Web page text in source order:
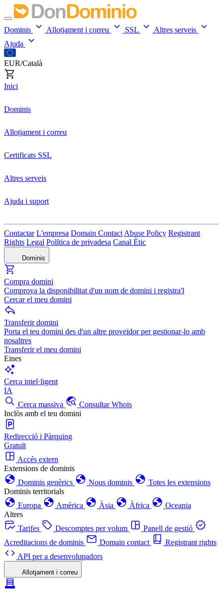
Dominis Allotjament i correu SSL
Altres serveis
Ajuda
EUR/Català
Inici
Dominis
Allotjament i correu
Certificats SSL
Altres serveis
Ajuda i suport
Contactar L'empresa Domain Contact Abuse Policy Registrant
Rights Legal Política de privadesa Canal Ètic
Dominis
Compra domini
Comprova la disponibilitat d'un nom de domini i registra'l
Cercar el meu domini
Transferir domini
Porta el teu domini des d'un altre proveïdor per gestionar-lo amb
nosaltres
Transferir el meu domini
Eines
Cerca intel·ligent
IA
Cerca massiva
Consultar Whois
Inclòs amb el teu domini
Redirecció i Pàrquing
Gratuït
Accés extern
Extensions de dominis
Dominis genèrics
Nous dominis
Totes les extensions
Dominis territorials
Europa
Amèrica Àsia Àfrica
Oceania
Altres
Tarifes
Descomptes per volum
Panell de gestió
Acreditacions de dominis
Domain contact
Registrant rights
API per a desenvolupadors
Allotjament i correu